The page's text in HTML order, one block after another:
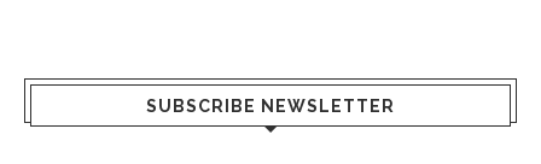
SUBSCRIBE NEWSLETTER